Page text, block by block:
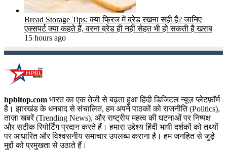
Bread Storage Tips: क्या फ्रिज में ब्रेड रखना सही है? जानिए
एक्सपर्ट क्या कहते हैं, वरना ब्रेड ही नहीं सेहत भी हो सकती है खराब
15 hours ago
hpbltop.com भारत का एक तेजी से बढ़ता हुआ हिंदी डिजिटल न्यूज़ प्लेटफ़ॉर्म
है। झारखंड के धनबाद से संचालित, हम अपने पाठकों को राजनीति (Politics),
ताज़ा खबरें (Trending News), और राष्ट्रीय महत्व की घटनाओं पर निष्पक्ष
और सटीक रिपोर्टिंग प्रदान करते हैं। हमारा उद्देश्य हिंदी भाषी दर्शकों को तथ्यों
पर आधारित और विश्वसनीय समाचार उपलब्ध कराना है। हम जनहित से जुड़े
मुद्दों को प्रमुखता से उठाते हैं।